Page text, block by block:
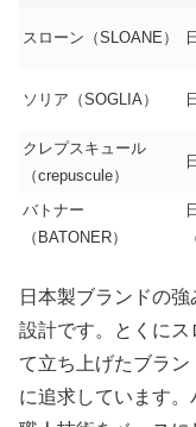
スローン（SLOANE）
ソリア（SOGLIA）
クレプスキュール
（crepuscule）
バトナー
（BATONER）
日本製ブランドの
設計です。とくに
て立ち上げたブラ
に追求しています